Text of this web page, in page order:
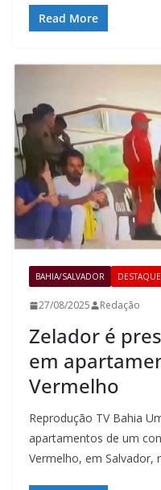
Read More
BAHIA/SALVADOR
27/08/2025 Redação
Zelador é
em
Vermelho
Reprodução TV Bahia
apartamentos de um
Vermelho, em Salvador,